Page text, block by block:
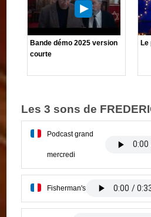
Bande démo 2025 version
courte
Le
Les 3 sons de
Podcast grand
mercredi
Fisherman's